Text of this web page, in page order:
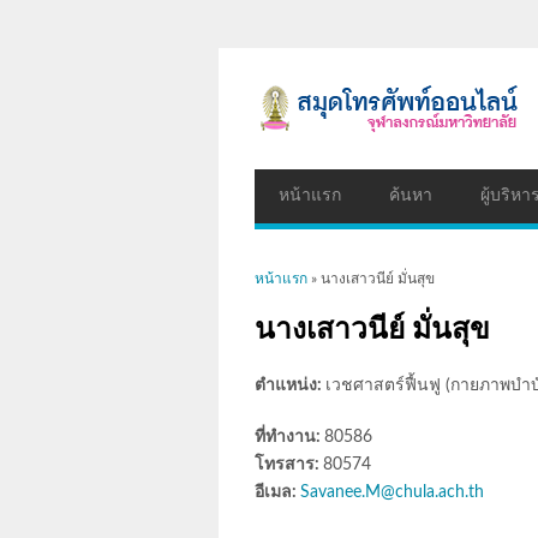
หน้าแรก ค้นหา ผู้บริหาร
คุณอยู่ที่นี่
หน้าแรก » นางเสาวนีย์ มั่นสุข
นางเสาวนีย์ มั่นสุข
ตำแหน่ง: เวชศาสตร์ฟื้นฟู (กายภาพบำ
ที่ทำงาน: 80586
โทรสาร: 80574
อีเมล: Savanee.M@chula.ach.th